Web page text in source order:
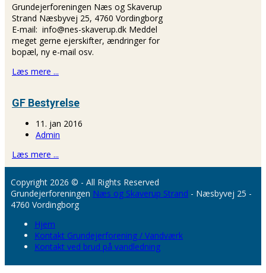
Grundejerforeningen Næs og Skaverup
Strand Næsbyvej 25, 4760 Vordingborg
E-mail: info@nes-skaverup.dk Meddel
meget gerne ejerskifter, ændringer for
bopæl, ny e-mail osv.
Læs mere ...
GF Bestyrelse
11. jan 2016
Admin
Læs mere ...
Copyright 2026 © - All Rights Reserved
Grundejerforeningen Næs og Skaverup Strand - Næsbyvej 25 -
4760 Vordingborg
Hjem
Kontakt Grundejerforening / Vandværk
Kontakt ved brud på vandledning